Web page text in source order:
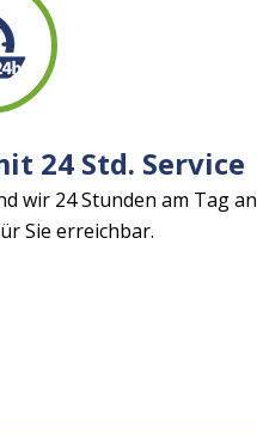
24 Std. Service
wir 24 Stunden am Tag an
Sie erreichbar.